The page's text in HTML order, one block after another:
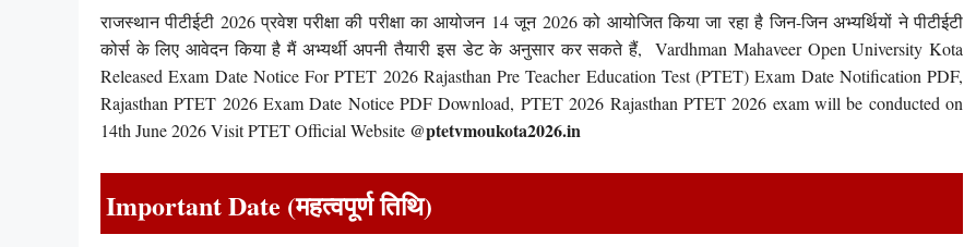
राजस्थान पीटीईटी 2026 प्रवेश परीक्षा की परीक्षा का आयोजन 14 जून 2026 को आयोजित किया जा रहा है जिन-जिन अभ्यर्थियों ने पीटीईटी
कोर्स के लिए आवेदन किया है मैं अभ्यर्थी अपनी तैयारी इस डेट के अनुसार कर सकते हैं, Vardhman Mahaveer Open University Kota
Released Exam Date Notice For PTET 2026 Rajasthan Pre Teacher Education Test (PTET) Exam Date Notification PDF,
Rajasthan PTET 2026 Exam Date Notice PDF Download, PTET 2026 Rajasthan PTET 2026 exam will be conducted on
14th June 2026 Visit PTET Official Website @ptetvmoukota2026.in
Important Date (महत्वपूर्ण तिथि)